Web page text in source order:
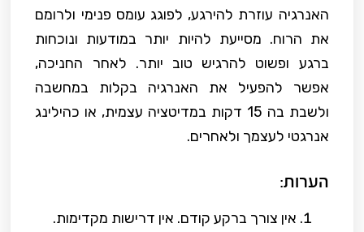
האנרגיה עוזרת להירגע, לפוגג עומס פנימי ולרומם
את הרוח. מסייעת להיות יותר במודעות ונוכחות
ברגע ופשוט להרגיש טוב יותר. לאחר החניכה,
אפשר להפעיל את האנרגיה בקלות במחשבה
ולשבת בה 15 דקות במדיטציה עצמית, או כהילינג
אנרגטי לעצמך ולאחרים.
הערות:
אין צורך ברקע קודם. אין דרישות מקדימות.